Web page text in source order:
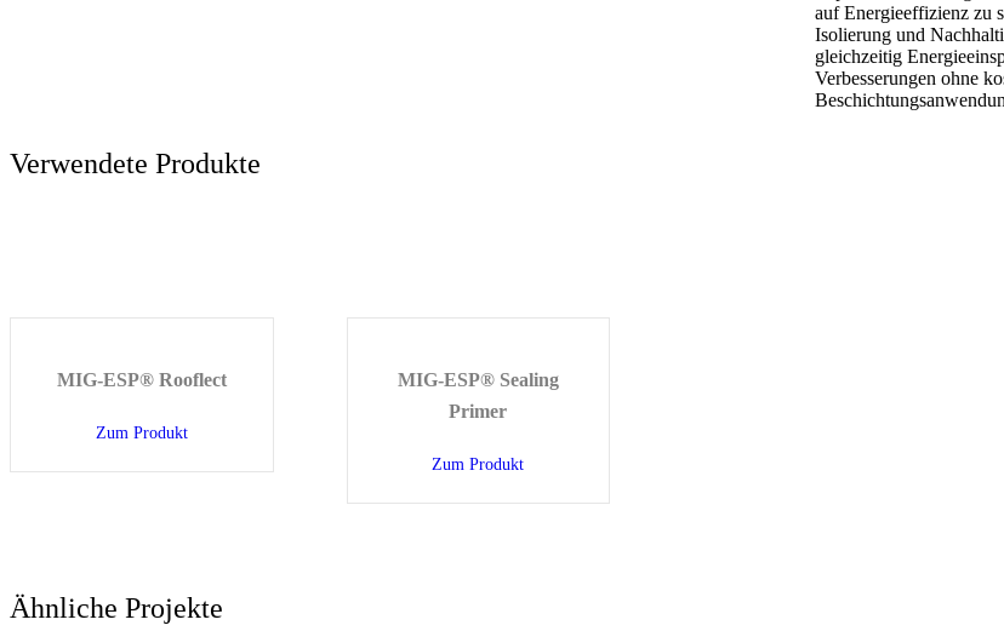
auf Energieeffizienz zu
Isolierung und
gleichzeitig
Verbesserungen ohne
Verwendete Produkte
MIG-ESP® Rooflect
Zum Produktabout MIG-ESP® Rooflect
MIG-ESP® Sealing
Primer
Zum Produkt
Ähnliche Projekte